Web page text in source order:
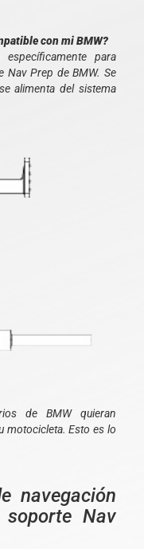
con mi BMW?
para
Nav Prep de BMW. Se
alimenta del sistema
de BMW quieran
motocicleta. Esto es lo
navegación
Nav